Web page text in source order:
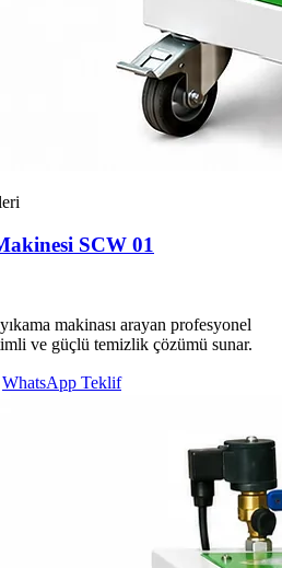
SCW 01
makinası arayan profesyonel
ve güçlü temizlik çözümü sunar.
WhatsApp Teklif